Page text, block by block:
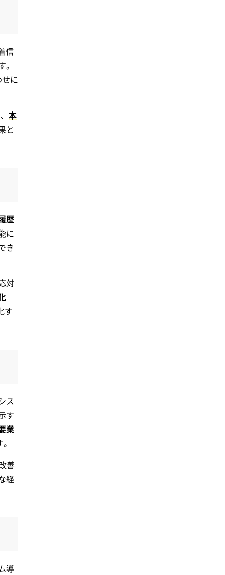
信
に
本
と
歴
に
き
対
す
ス
す
業
善
経
導